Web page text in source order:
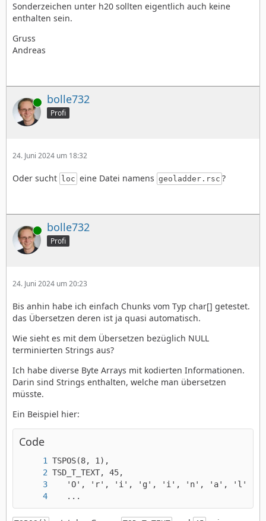
Sonderzeichen unter h20 sollten eigentlich auch keine
enthalten sein.
Gruss
Andreas
Online bolle732
Profi
24. Juni 2024 um 18:32
Oder sucht loc eine Datei namens geoladder.rsc ?
Online bolle732
Profi
24. Juni 2024 um 20:23
Bis anhin habe ich einfach Chunks vom Typ char[] getestet.
das Übersetzen deren ist ja quasi automatisch.
Wie sieht es mit dem Übersetzen bezüglich NULL
terminierten Strings aus?
Ich habe diverse Byte Arrays mit kodierten Informationen.
Darin sind Strings enthalten, welche man übersetzen
müsste.
Ein Beispiel hier:
Code
   ...